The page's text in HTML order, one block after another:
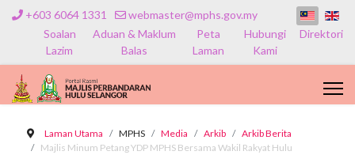
+603 6064 1331
webmaster@mphs.gov.my
Soalan
Lazim
Aduan & Maklum
Balas
Peta
Laman
Hubungi
Kami
Direktori
Laman Utama MPHS Media Arkib
Arkib Berita
Majlis Minum Petang YDP MPHS Bersama Wakil Rakyat Hulu